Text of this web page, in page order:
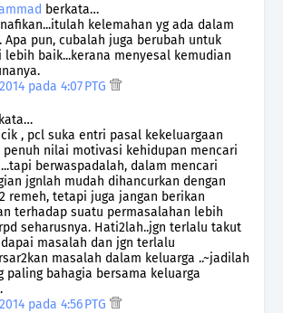
berkata…
kelemahan yg ada dalam
Apa pun, cubalah juga berubah untuk
lebih baik...kerana menyesal kemudian
pada 4:07 PTG
, pcl suka entri pasal kekeluargaan
penuh nilai motivasi kehidupan mencari
berwaspadalah, dalam mencari
jgnlah mudah dihancurkan dengan
remeh, tetapi juga jangan berikan
terhadap suatu permasalahan lebih
seharusnya. Hati2lah..jgn terlalu takut
masalah dan jgn terlalu
masalah dalam keluarga ..~jadilah
paling bahagia bersama keluarga
pada 4:56 PTG